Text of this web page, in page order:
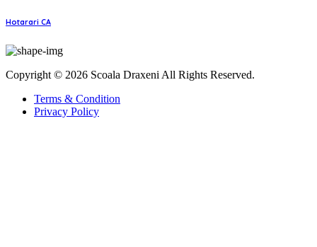
Hotarari CA
Copyright © 2026 Scoala Draxeni All Rights Reserved.
Terms & Condition
Privacy Policy